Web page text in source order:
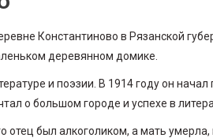
Константиново в Рязанской
деревянном домике.
и поэзии. В 1914 году он
о большом городе и успехе в
отец был алкоголиком, а мать